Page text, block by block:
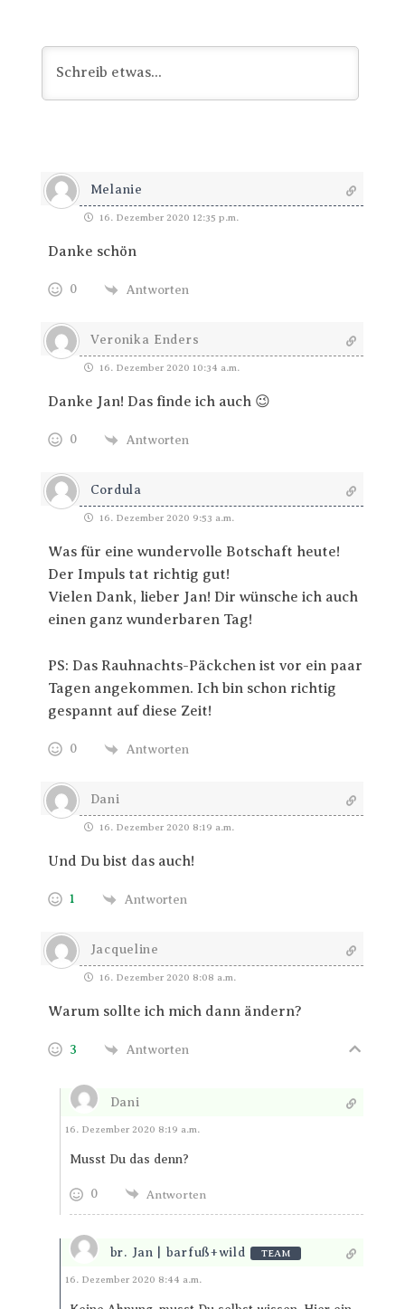
Melanie
16. Dezember 2020 12:35 p.m.
Danke schön
0 Antworten
Veronika Enders
16. Dezember 2020 10:34 a.m.
Danke Jan! Das finde ich auch 😉
0 Antworten
Cordula
16. Dezember 2020 9:53 a.m.
Was für eine wundervolle Botschaft heute!
Der Impuls tat richtig gut!
Vielen Dank, lieber Jan! Dir wünsche ich auch
einen ganz wunderbaren Tag!
PS: Das Rauhnachts-Päckchen ist vor ein paar
Tagen angekommen. Ich bin schon richtig
gespannt auf diese Zeit!
0 Antworten
Dani
16. Dezember 2020 8:19 a.m.
Und Du bist das auch!
1 Antworten
Jacqueline
16. Dezember 2020 8:08 a.m.
Warum sollte ich mich dann ändern?
3 Antworten
Dani
Antworten
16. Dezember 2020 8:19 a.m.
Musst Du das denn?
0 Antworten
br. Jan | barfuß+wild TEAM
Antworten
16. Dezember 2020 8:44 a.m.